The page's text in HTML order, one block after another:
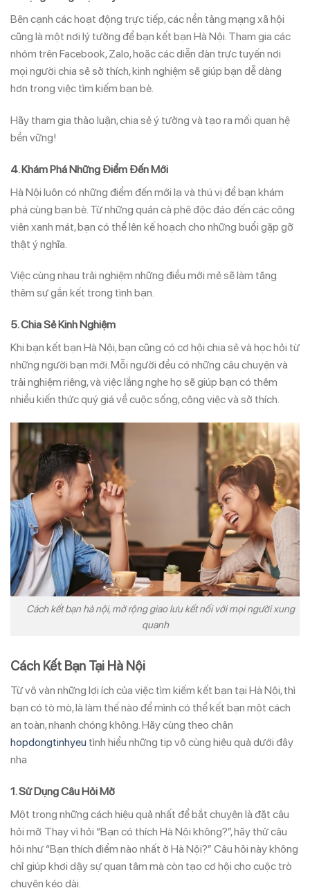
Bên cạnh các hoạt động trực tiếp, các nền tảng mạng xã hội
cũng là một nơi lý tưởng để bạn kết bạn Hà Nội. Tham gia các
nhóm trên Facebook, Zalo, hoặc các diễn đàn trực tuyến nơi
mọi người chia sẻ sở thích, kinh nghiệm sẽ giúp bạn dễ dàng
hơn trong việc tìm kiếm bạn bè.
Hãy tham gia thảo luận, chia sẻ ý tưởng và tạo ra mối quan hệ
bền vững!
4.Khám Phá Những Điểm Đến Mới
Hà Nội luôn có những điểm đến mới lạ và thú vị để bạn khám
phá cùng bạn bè. Từ những quán cà phê độc đáo đến các công
viên xanh mát, bạn có thể lên kế hoạch cho những buổi gặp gỡ
thật ý nghĩa.
Việc cùng nhau trải nghiệm những điều mới mẻ sẽ làm tăng
thêm sự gắn kết trong tình bạn.
5.Chia Sẻ Kinh Nghiệm
Khi bạn kết bạn Hà Nội, bạn cũng có cơ hội chia sẻ và học hỏi từ
những người bạn mới. Mỗi người đều có những câu chuyện và
trải nghiệm riêng, và việc lắng nghe họ sẽ giúp bạn có thêm
nhiều kiến thức quý giá về cuộc sống, công việc và sở thích.
Cách kết bạn hà nội, mở rộng giao lưu kết nối với mọi người xung
quanh
Cách Kết Bạn Tại Hà Nội
Từ vô vàn những lợi ích của việc tìm kiếm kết bạn tại Hà Nội, thì
bạn có tò mò, là làm thế nào để mình có thể kết bạn một cách
an toàn, nhanh chóng không. Hãy cùng theo chân
hopdongtinhyeu tình hiểu những tip vô cùng hiệu quả dưới đây
nha
1.Sử Dụng Câu Hỏi Mở
Một trong những cách hiệu quả nhất để bắt chuyện là đặt câu
hỏi mở. Thay vì hỏi “Bạn có thích Hà Nội không?”, hãy thử câu
hỏi như “Bạn thích điểm nào nhất ở Hà Nội?” Câu hỏi này không
chỉ giúp khơi dậy sự quan tâm mà còn tạo cơ hội cho cuộc trò
chuyện kéo dài.